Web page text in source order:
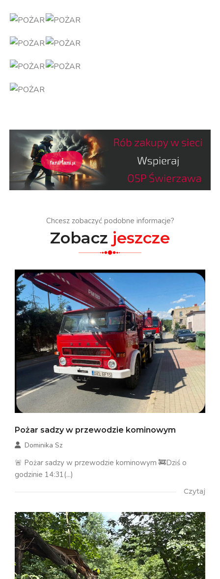
Chcesz zobaczyć podobne informacje?
Zobacz jeszcze
Pożar sadzy w przewodzie kominowym
Dominika Sz
🚨 Pożar sadzy w przewodzie kominowym 🚒Dziś o
godzinie 14:31(...)
Czytaj